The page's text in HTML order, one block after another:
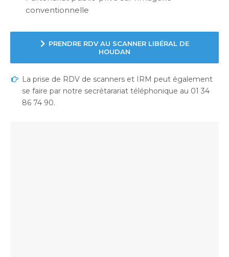
conventionnelle
PRENDRE RDV AU SCANNER LIBÉRAL DE
HOUDAN
La prise de RDV de scanners et IRM peut également
se faire par notre secrétarariat téléphonique au 01 34
86 74 90.